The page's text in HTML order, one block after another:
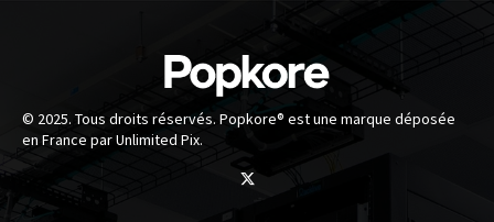
© 2025. Tous droits réservés. Popkore® est une marque déposée
en France par Unlimited Pix.